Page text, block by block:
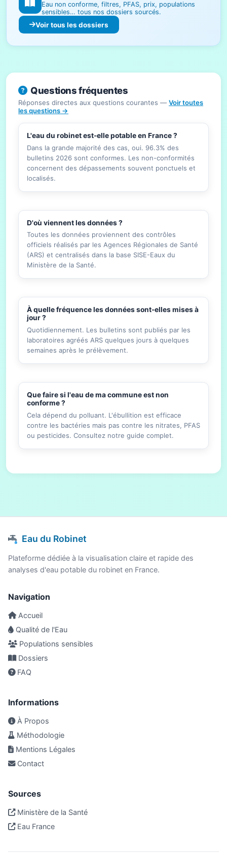
Eau non conforme, filtres, PFAS, prix, populations
sensibles… tous nos dossiers sourcés.
Voir tous les dossiers
Questions fréquentes
Réponses directes aux questions courantes — Voir toutes
les questions →
L'eau du robinet est-elle potable en France ?
Dans la grande majorité des cas, oui. 96.3% des
bulletins 2026 sont conformes. Les non-conformités
concernent des dépassements souvent ponctuels et
localisés.
D'où viennent les données ?
Toutes les données proviennent des contrôles
officiels réalisés par les Agences Régionales de Santé
(ARS) et centralisés dans la base SISE-Eaux du
Ministère de la Santé.
À quelle fréquence les données sont-elles mises à
jour ?
Quotidiennement. Les bulletins sont publiés par les
laboratoires agréés ARS quelques jours à quelques
semaines après le prélèvement.
Que faire si l'eau de ma commune est non
conforme ?
Cela dépend du polluant. L'ébullition est efficace
contre les bactéries mais pas contre les nitrates, PFAS
ou pesticides. Consultez notre guide complet.
Eau du Robinet
Plateforme dédiée à la visualisation claire et rapide des
analyses d'eau potable du robinet en France.
Navigation
Accueil
Qualité de l'Eau
Populations sensibles
Dossiers
FAQ
Informations
À Propos
Méthodologie
Mentions Légales
Contact
Sources
Ministère de la Santé
Eau France